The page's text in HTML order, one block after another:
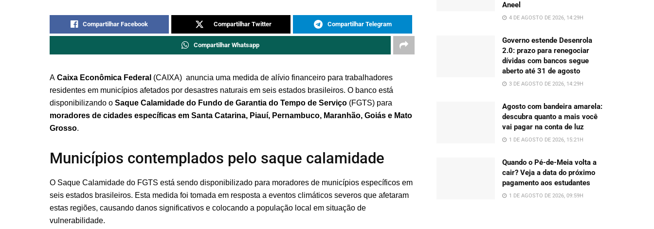
Compartilhar Facebook Compartilhar Twitter Compartilhar Telegram
Compartilhar Whatsapp
A Caixa Econômica Federal (CAIXA) anuncia uma medida de alívio financeiro para trabalhadores
residentes em municípios afetados por desastres naturais em seis estados brasileiros. O banco está
disponibilizando o Saque Calamidade do Fundo de Garantia do Tempo de Serviço (FGTS) para
moradores de cidades específicas em Santa Catarina, Piauí, Pernambuco, Maranhão, Goiás e Mato
Grosso.
Municípios contemplados pelo saque calamidade
O Saque Calamidade do FGTS está sendo disponibilizado para moradores de municípios específicos em
seis estados brasileiros. Esta medida foi tomada em resposta a eventos climáticos severos que afetaram
estas regiões, causando danos significativos e colocando a população local em situação de
vulnerabilidade.
Aneel
4 DE AGOSTO DE 2026, 14:29H
Governo estende Desenrola
2.0: prazo para renegociar
dívidas com bancos segue
aberto até 31 de agosto
3 DE AGOSTO DE 2026, 14:29H
Agosto com bandeira amarela:
descubra quanto a mais você
vai pagar na conta de luz
1 DE AGOSTO DE 2026, 15:21H
Quando o Pé-de-Meia volta a
cair? Veja a data do próximo
pagamento aos estudantes
1 DE AGOSTO DE 2026, 09:59H